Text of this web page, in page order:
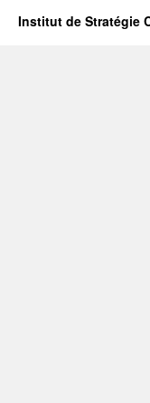
Institut de Stratégie